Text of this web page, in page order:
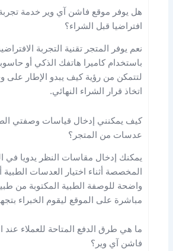
هل يوفر موقع فاشن آي وير خدمة
افتراضيا قبل الشراء؟
نعم يوفر المتجر تقنية التجربة
باستخدام كاميرا هاتفك الذكي أو
لتتمكن من رؤية كيف يبدو الإطار على
اتخاذ قرار الشراء النهائي.
كيف يمكنني إدخال قياسات وصفتي
عدسات من المتجر؟
يمكنك إدخال مقاسات النظر يدويا في
المخصصة أثناء اختيار العدسات
واضحة للوصفة الطبية المكتوبة من
مباشرة على الموقع ليقوم الخبراء
ما هي طرق الدفع المتاحة للعملاء
فاشن آي وير؟